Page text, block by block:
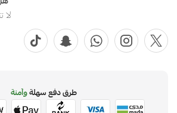
لا
طرق دفع سهلةوآمنة